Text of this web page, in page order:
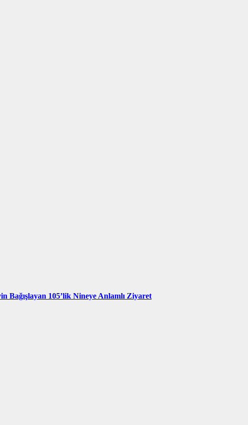
Bağışlayan 105’lik Nineye Anlamlı Ziyaret